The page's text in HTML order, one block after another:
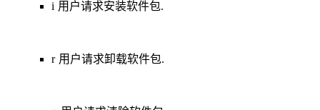
i 用户请求安装软件包.
r 用户请求卸载软件包.